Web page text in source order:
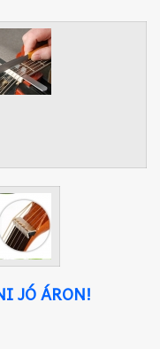
JÓ ÁRON!